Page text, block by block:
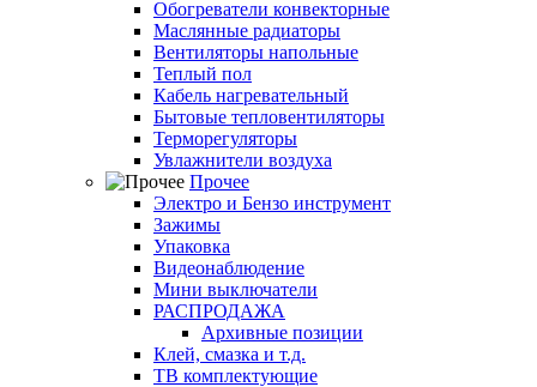
Обогреватели конвекторные
Маслянные радиаторы
Вентиляторы напольные
Теплый пол
Кабель нагревательный
Бытовые тепловентиляторы
Терморегуляторы
Увлажнители воздуха
Прочее
Электро и Бензо инструмент
Зажимы
Упаковка
Видеонаблюдение
Мини выключатели
РАСПРОДАЖА
Архивные позиции
Клей, смазка и т.д.
ТВ комплектующие